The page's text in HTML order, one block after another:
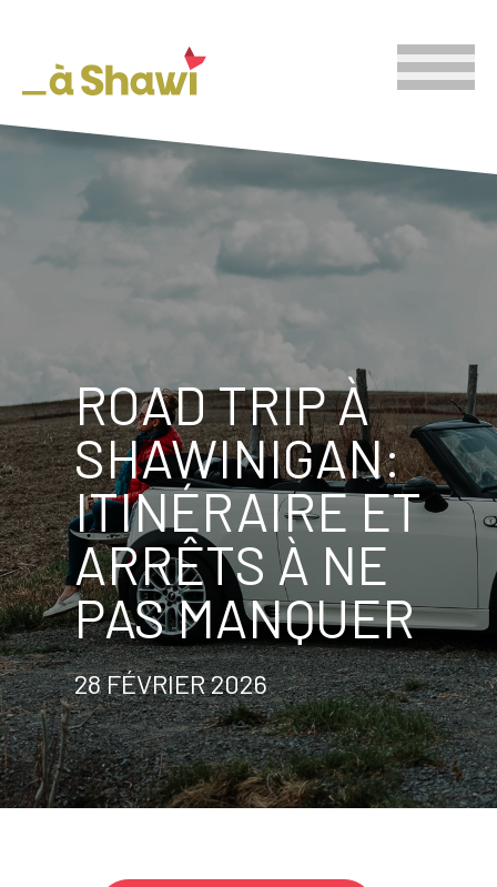
ROAD TRIP À
SHAWINIGAN:
ITINÉRAIRE ET
ARRÊTS À NE
PAS MANQUER
28 FÉVRIER 2026